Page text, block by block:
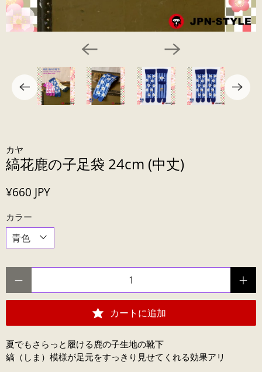
カヤ
縞花鹿の子足袋 24cm (中丈)
¥660 JPY
カラー
カートに追加
夏でもさらっと履ける鹿の子生地の靴下
縞（しま）模様が足元をすっきり見せてくれる効果アリ